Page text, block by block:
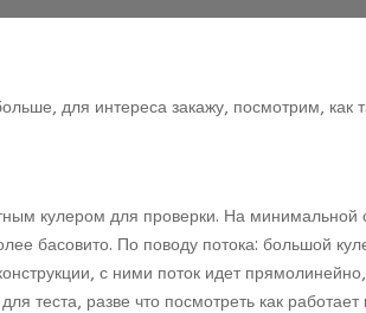
для интереса закажу, посмотрим, как
кулером для проверки. На
басовито. По поводу потока: большой
с ними поток идет
теста, разве что посмотреть как